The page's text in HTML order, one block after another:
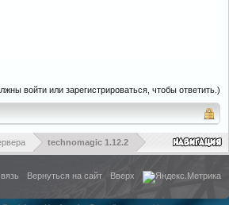
войти или зарегистрироваться, чтобы ответить.)
technomagic 1.12.2
Вернуться на сайт Вверх